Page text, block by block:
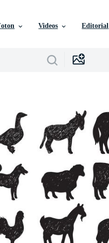
Videos Editorial